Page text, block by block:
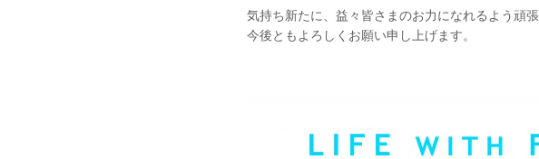
気持ち新たに、益々皆さまのお力になれるよう頑
今後ともよろしくお願い申し上げます。